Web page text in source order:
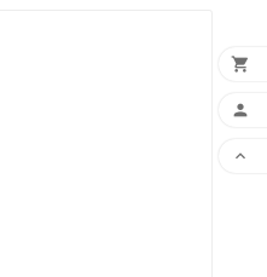


